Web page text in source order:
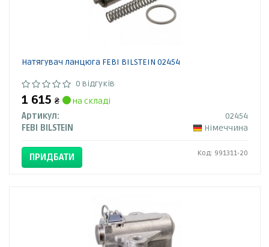
Натягувач ланцюга FEBI BILSTEIN 02454
0 відгуків
1 615 ₴
на складі
Артикул:
02454
FEBI BILSTEIN
Німеччина
ПРИДБАТИ Код: 991311-20